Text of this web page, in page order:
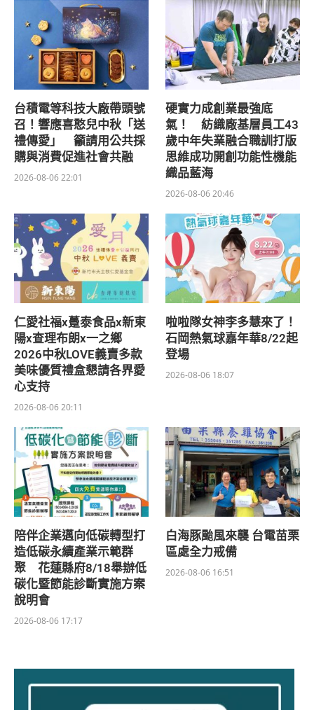
台積電等科技大廠帶頭號
召！響應喜憨兒中秋「送
禮傳愛」 籲請用公共採
購與消費促進社會共融
2026-08-06 22:01
硬實力成創業最強底
氣！ 紡織廠基層員工43
歲中年失業融合職訓打版
思維成功開創功能性機能
織品藍海
2026-08-06 20:46
仁愛社福x躉泰食品x新東
陽x查理布朗x一之鄉
2026中秋LOVE義賣多款
美味優質禮盒懇請各界愛
心支持
2026-08-06 20:11
啦啦隊女神李多慧來了！
石岡熱氣球嘉年華8/22起
登場
2026-08-06 18:07
陪伴企業邁向低碳轉型打
造低碳永續產業示範群
聚 花蓮縣府8/18舉辦低
碳化暨節能診斷實施方案
說明會
2026-08-06 17:17
白海豚颱風來襲 台電苗栗
區處全力戒備
2026-08-06 16:51